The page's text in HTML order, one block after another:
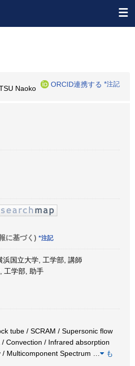
Naoko
ORCID連携する *注記
に基づく) *注記
国立大学, 工学部, 講師
工学部, 助手
tube / SCRAM / Supersonic flow
Convection / Infrared absorption
Multicomponent Spectrum
も